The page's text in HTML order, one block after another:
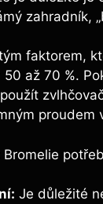
zahradník,
faktorem,
50 až 70 %.
proudem
Bromelie
Je důležité